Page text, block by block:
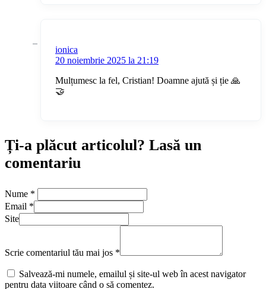
ionica
20 noiembrie 2025 la 21:19
Mulțumesc la fel, Cristian! Doamne ajută și ție 🙏
🤝
Ți-a plăcut articolul? Lasă un
comentariu
Nume *
Email *
Site
Scrie comentariul tău mai jos *
Salvează-mi numele, emailul și site-ul web în acest navigator
pentru data viitoare când o să comentez.